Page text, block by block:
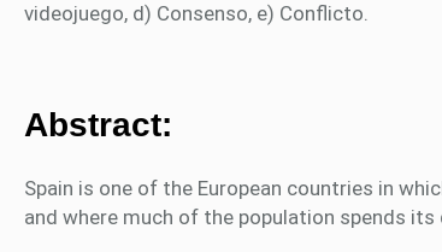
videojuego, d) Consenso, e) Conflicto.
Abstract:
Spain is one of the European countries in
and where much of the population spends